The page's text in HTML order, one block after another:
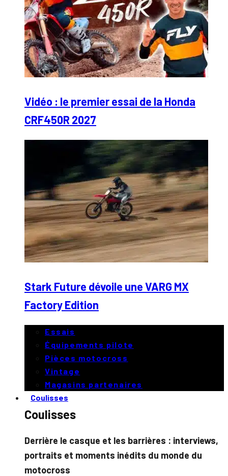
Vidéo : le premier essai de la Honda
CRF450R 2027
Stark Future dévoile une VARG MX
Factory Edition
Essais
Équipements pilote
Pièces motocross
Vintage
Magasins partenaires
Coulisses
Coulisses
Derrière le casque et les barrières : interviews,
portraits et moments inédits du monde du
motocross